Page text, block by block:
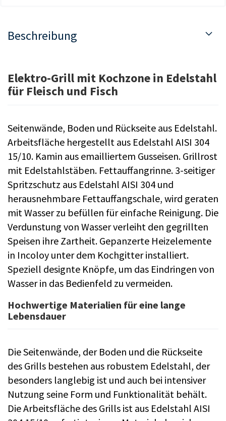
Beschreibung
Elektro-Grill mit Kochzone in Edelstahl
für Fleisch und Fisch
Seitenwände, Boden und Rückseite aus Edelstahl.
Arbeitsfläche hergestellt aus Edelstahl AISI 304
15/10. Kamin aus emailliertem Gusseisen. Grillrost
mit Edelstahlstäben. Fettauffangrinne. 3-seitiger
Spritzschutz aus Edelstahl AISI 304 und
herausnehmbare Fettauffangschale, wird geraten
mit Wasser zu befüllen für einfache Reinigung. Die
Verdunstung von Wasser verleiht den gegrillten
Speisen ihre Zartheit. Gepanzerte Heizelemente
in Incoloy unter dem Kochgitter installiert.
Speziell designte Knöpfe, um das Eindringen von
Wasser in das Bedienfeld zu vermeiden.
Hochwertige Materialien für eine lange
Lebensdauer
Die Seitenwände, der Boden und die Rückseite
des Grills bestehen aus robustem Edelstahl, der
besonders langlebig ist und auch bei intensiver
Nutzung seine Form und Funktionalität behält.
Die Arbeitsfläche des Grills ist aus Edelstahl AISI